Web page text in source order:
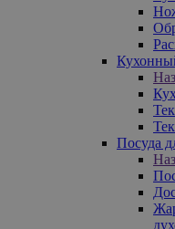
Посуда